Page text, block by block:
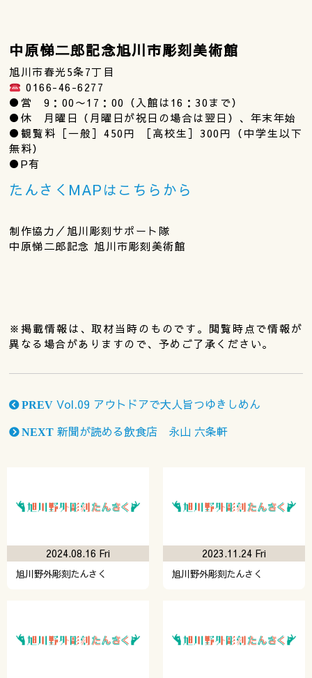
中原悌二郎記念旭川市彫刻美術館
旭川市春光5条7丁目
0166-46-6277
●営 9：00〜17：00（入館は16：30まで）
●休 月曜日（月曜日が祝日の場合は翌日）、年末年始
●観覧料［一般］450円 ［高校生］300円（中学生以下
無料）
●P有
たんさくMAPはこちらから
制作協力／旭川彫刻サポート隊
中原悌二郎記念 旭川市彫刻美術館
※掲載情報は、取材当時のものです。閲覧時点で情報が
異なる場合がありますので、予めご了承ください。
PREV Vol.09 アウトドアで大人旨つゆきしめん
NEXT 新聞が読める飲食店 永山 六条軒
旭川野外彫刻たんさく
2024.08.16 Fri
旭川野外彫刻たんさく
2023.11.24 Fri